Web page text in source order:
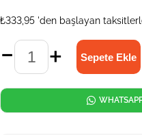
₺333,95 'den başlayan